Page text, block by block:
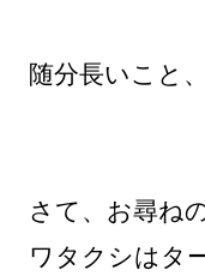
随分長いこと
さて、お尋ね
ワタクシはタ